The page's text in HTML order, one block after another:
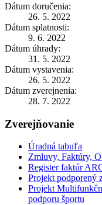
Dátum doručenia:
26. 5. 2022
Dátum splatnosti:
9. 6. 2022
Dátum úhrady:
31. 5. 2022
Dátum vystavenia:
26. 5. 2022
Dátum zverejnenia:
28. 7. 2022
Zverejňovanie
Úradná tabuľa
Zmluvy, Faktúry,
Register faktúr
Projekt podporený
Projekt
podporu športu